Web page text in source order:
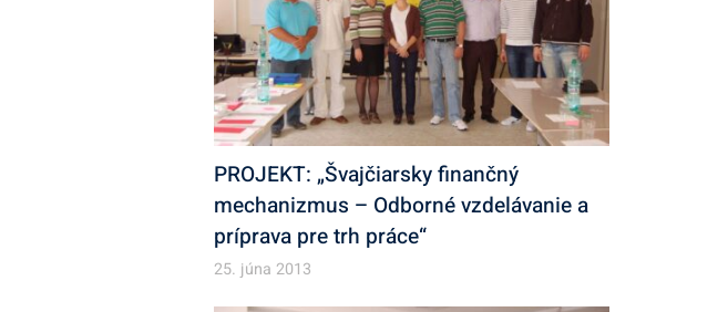
PROJEKT: „Švajčiarsky finančný
mechanizmus – Odborné vzdelávanie a
príprava pre trh práce“
25. júna 2013